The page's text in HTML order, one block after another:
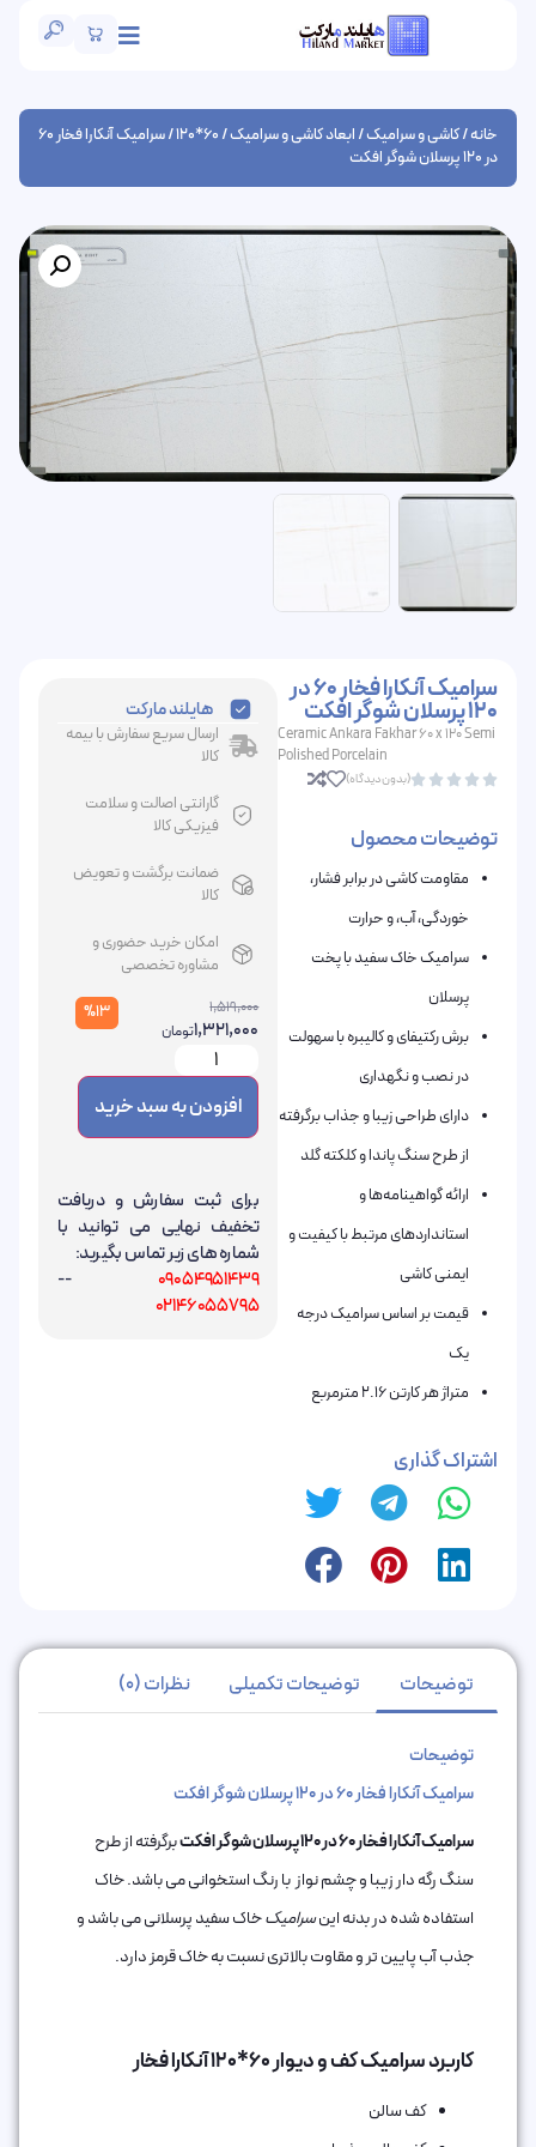
خانه/کاشی و سرامیک/ابعاد کاشی و سرامیک/
60*120
/ سرامیک آنکارا فخار 60
در 120 پرسلان شوگر افکت
سرامیک آنکارا فخار 60 در
120 پرسلان شوگر افکت
Ceramic Ankara Fakhar 60 x 120 Semi
Polished Porcelain



 (بدون دیدگاه)
توضیحات محصول
مقاومت کاشی در برابر فشار،
خوردگی، آب، و حرارت
سرامیک خاک سفید با پخت
پرسلان
برش رکتیفای و کالیبره با سهولت
در نصب و نگهداری
دارای طراحی زیبا و جذاب برگرفته
از طرح سنگ پاندا و کلکته گلد
ارائه گواهینامه‌ها و
استانداردهای مرتبط با کیفیت و
ایمنی کاشی
قیمت بر اساس سرامیک درجه
یک
متراژ هر کارتن 2.16 مترمربع
اشتراک گذاری
هایلند مارکت
ارسال سریع سفارش با بیمه
کالا
گارانتی اصالت و سلامت
فیزیکی کالا
ضمانت برگشت و تعویض
کالا
امکان خرید حضوری و
مشاوره تخصصی
1,519,000
1,321,000تومان
%13
افزودن به سبد خرید
برای ثبت سفارش و دریافت
تخفیف نهایی می توانید با
شماره های زیر تماس بگیرید:
09054951439
--
02146055795
توضیحات توضیحات تکمیلی نظرات (0)
توضیحات
سرامیک آنکارا فخار 60 در 120 پرسلان شوگر افکت
سرامیک آنکارا فخار 60 در 120 پرسلان شوگر افکت
برگرفته از طرح
سنگ رگه دار زیبا و چشم نواز با رنگ استخوانی می باشد. خاک
استفاده شده در بدنه اینسرامیکخاک سفید پرسلانی می باشد و
جذب آب پایین تر و مقاوت بالاتری نسبت به خاک قرمز دارد.
کاربرد سرامیک کف و دیوار 60*120 آنکارا فخار
کف سالن